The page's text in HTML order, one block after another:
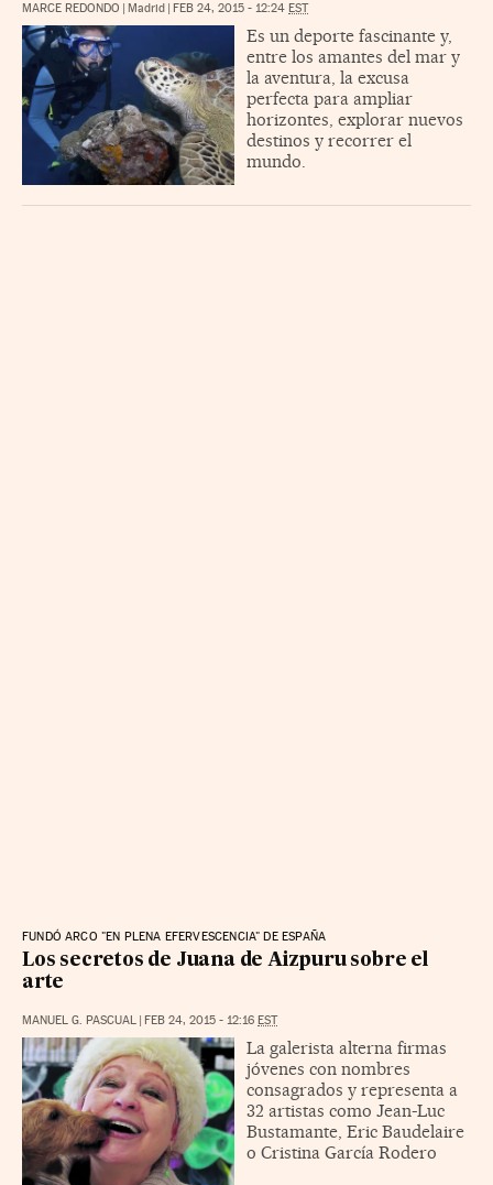
MARCE REDONDO Madrid FEB 24, 2015 - 12:24 EST
Es un deporte fascinante y,
entre los amantes del mar y
la aventura, la excusa
perfecta para ampliar
horizontes, explorar nuevos
destinos y recorrer el
mundo.
FUNDÓ ARCO "EN PLENA EFERVESCENCIA" DE ESPAÑA
Los secretos de Juana de Aizpuru sobre el
arte
MANUEL G. PASCUAL FEB 24, 2015 - 12:16 EST
La galerista alterna firmas
jóvenes con nombres
consagrados y representa a
32 artistas como Jean-Luc
Bustamante, Eric Baudelaire
o Cristina García Rodero